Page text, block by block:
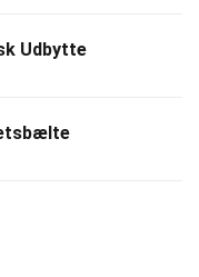
Udbytte